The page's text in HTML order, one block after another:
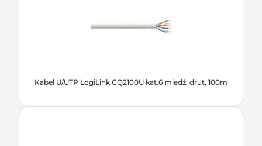
Kabel U/UTP LogiLink CQ2100U kat.6 miedź, drut, 100m